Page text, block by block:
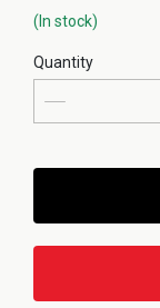
(In stock)
Quantity